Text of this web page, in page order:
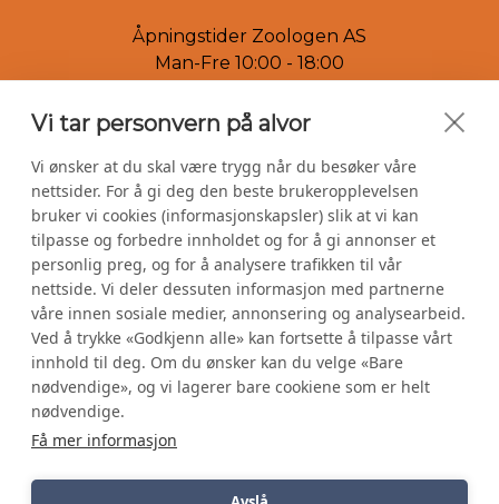
Vi tar personvern på alvor
Vi ønsker at du skal være trygg når du besøker våre
nettsider. For å gi deg den beste brukeropplevelsen
bruker vi cookies (informasjonskapsler) slik at vi kan
tilpasse og forbedre innholdet og for å gi annonser et
personlig preg, og for å analysere trafikken til vår
nettside. Vi deler dessuten informasjon med partnerne
våre innen sosiale medier, annonsering og analysearbeid.
Ved å trykke «Godkjenn alle» kan fortsette å tilpasse vårt
innhold til deg. Om du ønsker kan du velge «Bare
nødvendige», og vi lagerer bare cookiene som er helt
nødvendige.
Få mer informasjon
Åpningstider Zoologen AS
Man-Fre 10:00 - 18:00
Hund |Katt |Fugl |Gnager | Reptil
|Fisk |Om Zookrabaten
|Om Zoologen
© Zoologen AS 2024